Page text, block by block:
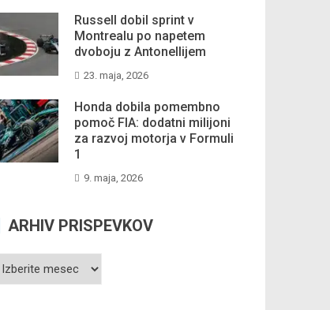
Russell dobil sprint v
Montrealu po napetem
dvoboju z Antonellijem
23. maja, 2026
Honda dobila pomembno
pomoč FIA: dodatni milijoni
za razvoj motorja v Formuli
1
9. maja, 2026
ARHIV PRISPEVKOV
Arhiv